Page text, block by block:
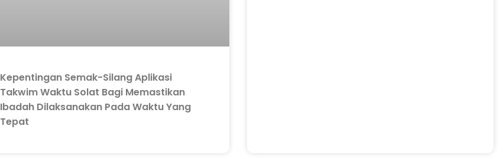
Kepentingan Semak-Silang Aplikasi
Takwim Waktu Solat Bagi Memastikan
Ibadah Dilaksanakan Pada Waktu Yang
Tepat